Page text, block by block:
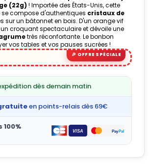
(22g) ! Importée des États-Unis, cette
compose d'authentiques cristaux de
sur un bâtonnet en bois. D'un orange vif
croquant spectaculaire et dévoile une
très réconfortante. Le bonbon
vos tables et vos pauses sucrées !
dès demain matin
en points-relais dès 69€